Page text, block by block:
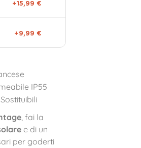
+15,99 €
+9,99 €
IP55
, fai la
e di un
per goderti